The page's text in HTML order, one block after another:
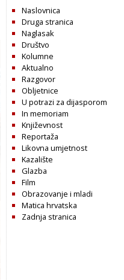
Naslovnica
Druga stranica
Naglasak
Društvo
Kolumne
Aktualno
Razgovor
Obljetnice
U potrazi za dijasporom
In memoriam
Književnost
Reportaža
Likovna umjetnost
Kazalište
Glazba
Film
Obrazovanje i mladi
Matica hrvatska
Zadnja stranica